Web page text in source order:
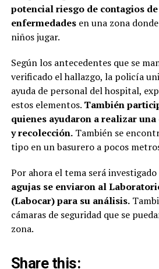
potencial riesgo de contagios
enfermedadesen una zona
niños jugar.
Según los antecedentes que se
verificado el hallazgo, la policía
ayuda de personal del hospital,
estos elementos. También
quienes ayudaron a realizar
y recolección.También se
tipo en un basurero a pocos
Por ahora el tema será
agujas se enviaron al
(Labocar) para su análisis.
cámaras de seguridad que se
zona.
Share this: